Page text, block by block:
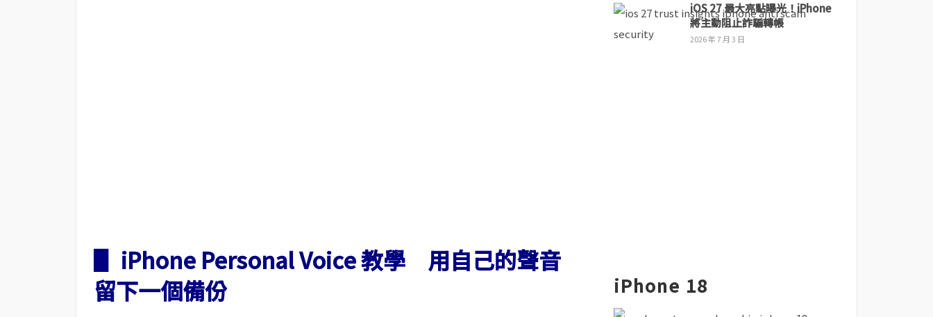
▋ iPhone Personal Voice 教學 用自己的聲音
留下一個備份
iOS 27 最大亮點曝光！iPhone
將主動阻止詐騙轉帳
2026 年 7 月 3 日
iPhone 18